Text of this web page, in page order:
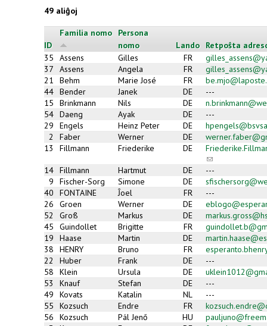
49 aliĝoj
ID
Familia nomo
Persona
nomo
Lando
Retpoŝta
35
Assens Gilles FR
37
Assens Angela FR
21
Behm Marie José FR
44 Bender Janek DE
---
15
Brinkmann Nils DE
54 Daeng Ayak DE
---
29
Engels Heinz Peter DE
2
Faber Werner DE
13
Fillmann Friederike DE
(link
sends
e-
mail)
14 Fillmann Hartmut DE
---
9
Fischer-Sorg Simone DE
40
FONTAINE Ĵoel FR
---
26
Groen Werner DE
52
Groß Markus DE
45
Guindollet Brigitte FR
19
Haase Martin DE
38
HENRY Bruno FR
22
Huber Frank DE
---
58
Klein Ursula DE
53
Knauf Stefan DE
---
49
Kovats Katalin NL
---
55
Kozsuch Endre FR
56
Kozsuch Pál Jenő HU